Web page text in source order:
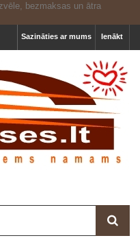
Ienākt
Sazināties ar mums